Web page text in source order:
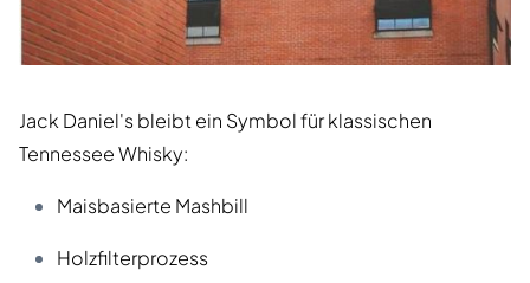
Jack Daniel's bleibt ein Symbol für klassischen
Tennessee Whisky:
Maisbasierte Mashbill
Holzfilterprozess